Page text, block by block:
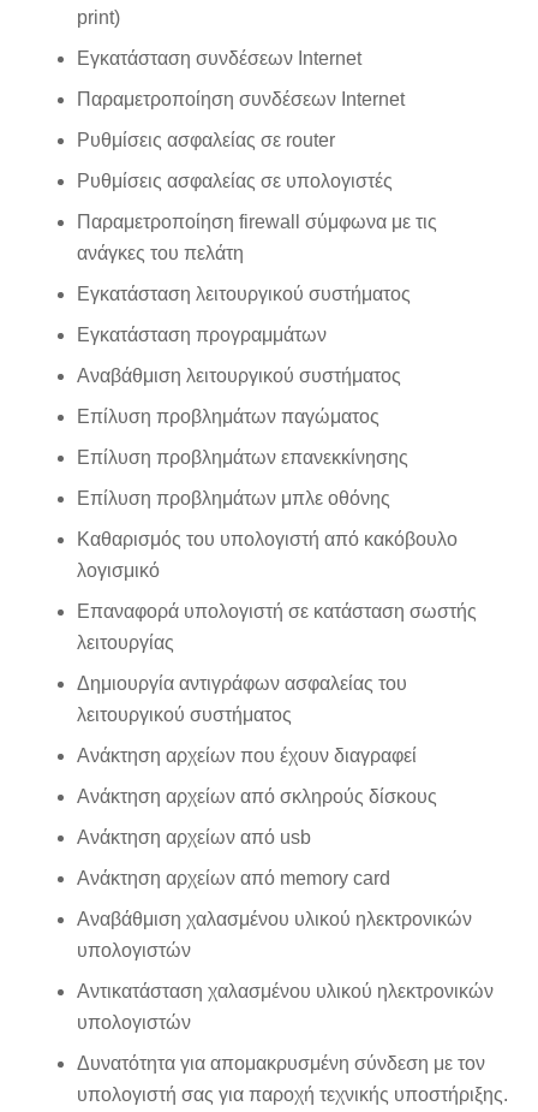
print)
Εγκατάσταση συνδέσεων Internet
Παραμετροποίηση συνδέσεων Internet
Ρυθμίσεις ασφαλείας σε router
Ρυθμίσεις ασφαλείας σε υπολογιστές
Παραμετροποίηση firewall
σύμφωνα με τις
ανάγκες του πελάτη
Εγκατάσταση λειτουργικού συστήματος
Εγκατάσταση προγραμμάτων
Αναβάθμιση λειτουργικού συστήματος
Επίλυση προβλημάτων παγώματος
Επίλυση προβλημάτων επανεκκίνησης
Επίλυση προβλημάτων μπλε οθόνης
Καθαρισμός του υπολογιστή από κακόβουλο
λογισμικό
Επαναφορά υπολογιστή σε κατάσταση σωστής
λειτουργίας
Δημιουργία αντιγράφων ασφαλείας του
λειτουργικού συστήματος
Ανάκτηση αρχείων που έχουν διαγραφεί
Ανάκτηση αρχείων από σκληρούς δίσκους
Ανάκτηση αρχείων από usb
Ανάκτηση αρχείων από memory card
Αναβάθμιση χαλασμένου υλικού ηλεκτρονικών
υπολογιστών
Αντικατάσταση χαλασμένου υλικού ηλεκτρονικών
υπολογιστών
Δυνατότητα για απομακρυσμένη σύνδεση με τον
υπολογιστή σας για παροχή τεχνικής υποστήριξης.